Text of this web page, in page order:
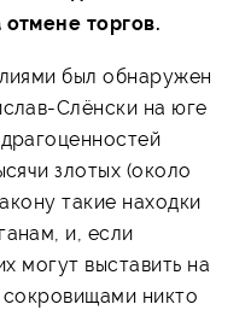
торгов.
был обнаружен
Слёнски на юге
злотых (около
такие находки
и, если
могут выставить на
никто